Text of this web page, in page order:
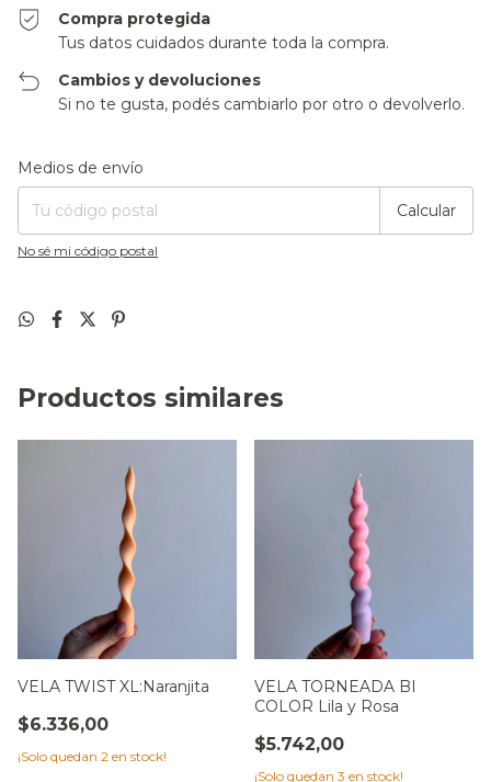
Compra protegida
Tus datos cuidados durante toda la compra.
Cambios y devoluciones
Si no te gusta, podés cambiarlo por otro o devolverlo.
Entregas para el CP:
Medios de envío
Calcular
No sé mi código postal
Productos similares
VELA TWIST XL:Naranjita
$6.336,00
¡Solo quedan 2 en stock!
VELA TORNEADA BI
COLOR Lila y Rosa
$5.742,00
¡Solo quedan 3 en stock!